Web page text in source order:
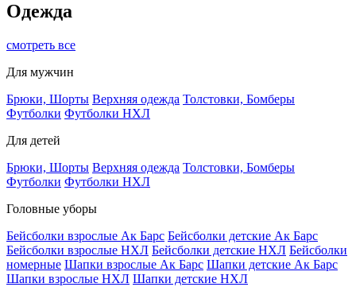
Одежда
смотреть все
Для мужчин
Брюки, Шорты Верхняя одежда Толстовки, Бомберы
Футболки Футболки НХЛ
Для детей
Брюки, Шорты Верхняя одежда Толстовки, Бомберы
Футболки Футболки НХЛ
Головные уборы
Бейсболки взрослые Ак Барс Бейсболки детские Ак Барс
Бейсболки взрослые НХЛ Бейсболки детские НХЛ Бейсболки
номерные Шапки взрослые Ак Барс Шапки детские Ак Барс
Шапки взрослые НХЛ Шапки детские НХЛ